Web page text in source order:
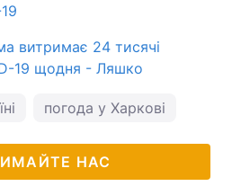
витримає 24 тисячі
19 щодня - Ляшко
погода у Харкові
НАС